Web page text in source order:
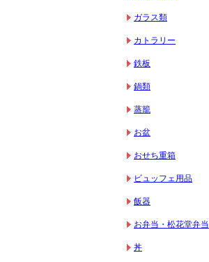
ガラス類
カトラリー
鉄板
鍋類
蒸籠
お盆
おせち重箱
ビュッフェ用品
飯器
お弁当・松花堂弁当
丼